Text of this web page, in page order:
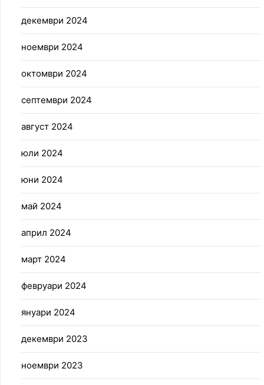
декември 2024
ноември 2024
октомври 2024
септември 2024
август 2024
юли 2024
юни 2024
май 2024
април 2024
март 2024
февруари 2024
януари 2024
декември 2023
ноември 2023